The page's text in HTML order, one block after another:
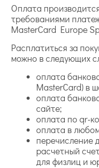
Оплата
требованиями
MasterCard Europe
Расплатиться за
можно в следующих
оплата
MasterCard) в
оплата
сайте;
оплата по qr-
оплата в
перечисление
расчетный
для физлиц и